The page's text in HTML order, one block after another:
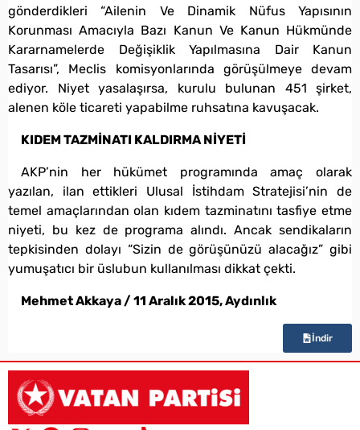
gönderdikleri “Ailenin Ve Dinamik Nüfus Yapısının
Korunması Amacıyla Bazı Kanun Ve Kanun Hükmünde
Kararnamelerde Değişiklik Yapılmasına Dair Kanun
Tasarısı”, Meclis komisyonlarında görüşülmeye devam
ediyor. Niyet yasalaşırsa, kurulu bulunan 451 şirket,
alenen köle ticareti yapabilme ruhsatına kavuşacak.
KIDEM TAZMİNATI KALDIRMA NİYETİ
AKP’nin her hükümet programında amaç olarak
yazılan, ilan ettikleri Ulusal İstihdam Stratejisi’nin de
temel amaçlarından olan kıdem tazminatını tasfiye etme
niyeti, bu kez de programa alındı. Ancak sendikaların
tepkisinden dolayı “Sizin de görüşünüzü alacağız” gibi
yumuşatıcı bir üslubun kullanılması dikkat çekti.
Mehmet Akkaya / 11 Aralık 2015, Aydınlık
İndir